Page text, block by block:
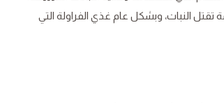
النبات، وبشكل عام غذي الفراولة التي